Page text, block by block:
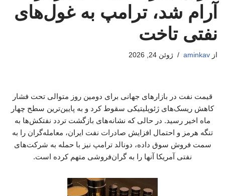
آرام شد، ترامپ به غول‌های
نفتی تاخت
از aminkav ژوئن 24, 2026
قیمت نفت در بازارهای جهانی برای دومین روز متوالی تحت فشار
کاهش ریسک‌های ژئوپلیتیکی سقوط کرد و به پایین‌ترین سطح چهار
ماه اخیر رسید. در حالی که نشانه‌های بازگشت تردد نفتکش‌ها به
تنگه هرمز و احتمال افزایش صادرات نفت ایران، معامله‌گران را به
سمت فروش سوق داده، دونالد ترامپ نیز با حمله به شرکت‌های
نفتی آمریکا آنها را به گران‌فروشی متهم کرده است.